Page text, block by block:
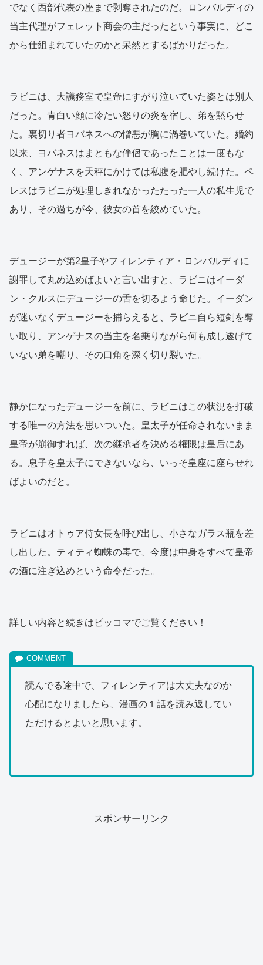
でなく西部代表の座まで剥奪されたのだ。ロンバルディの
当主代理がフェレット商会の主だったという事実に、どこ
から仕組まれていたのかと呆然とするばかりだった。
ラビニは、大議務室で皇帝にすがり泣いていた姿とは別人
だった。青白い顔に冷たい怒りの炎を宿し、弟を黙らせ
た。裏切り者ヨバネスへの憎悪が胸に渦巻いていた。婚約
以来、ヨバネスはまともな伴侶であったことは一度もな
く、アンゲナスを天秤にかけては私腹を肥やし続けた。ペ
レスはラビニが処理しきれなかったたった一人の私生児で
あり、その過ちが今、彼女の首を絞めていた。
デュージーが第2皇子やフィレンティア・ロンバルディに
謝罪して丸め込めばよいと言い出すと、ラビニはイーダ
ン・クルスにデュージーの舌を切るよう命じた。イーダン
が迷いなくデュージーを捕らえると、ラビニ自ら短剣を奪
い取り、アンゲナスの当主を名乗りながら何も成し遂げて
いない弟を嘲り、その口角を深く切り裂いた。
静かになったデュージーを前に、ラビニはこの状況を打破
する唯一の方法を思いついた。皇太子が任命されないまま
皇帝が崩御すれば、次の継承者を決める権限は皇后にあ
る。息子を皇太子にできないなら、いっそ皇座に座らせれ
ばよいのだと。
ラビニはオトゥア侍女長を呼び出し、小さなガラス瓶を差
し出した。ティティ蜘蛛の毒で、今度は中身をすべて皇帝
の酒に注ぎ込めという命令だった。
詳しい内容と続きはピッコマでご覧ください！
読んでる途中で、フィレンティアは大丈夫なのか
心配になりましたら、漫画の１話を読み返してい
ただけるとよいと思います。
スポンサーリンク